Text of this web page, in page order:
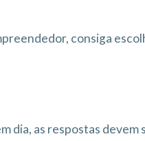
consiga
dia, as respostas devem